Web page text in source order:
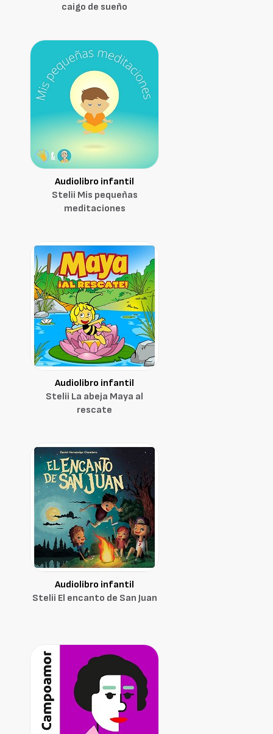
caigo de sueño
Audiolibro infantil
Stelii Mis pequeñas
meditaciones
Audiolibro infantil
Stelii La abeja Maya al
rescate
Audiolibro infantil
Stelii El encanto de San Juan